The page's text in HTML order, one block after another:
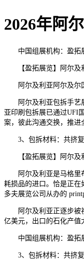
2026年阿
中国组展机构：盈拓展
【盈拓展览】阿尔及利
阿尔及利亚阿尔及尔国
阿尔及利亚包拆手艺展
亚印刷包拆展已通过UFI
案，彼此沟通交换，推进
3、包拆材料：共挤复
【盈拓展览】阿尔及利
阿尔及利亚是马格里布
耗损品的进口。恰是正在
多夫展览公司从办的
阿尔及利亚正逐步被视
亿美元，出口的石化产值
中国组展机构：盈拓展
3、包拆材料：共挤复